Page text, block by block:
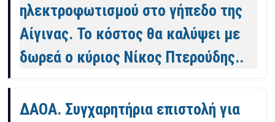
ηλεκτροφωτισμού στο γήπεδο της
Αίγινας. Το κόστος θα καλύψει με
δωρεά ο κύριος Νίκος Πτερούδης..
ΔΑΟΑ. Συγχαρητήρια επιστολή για